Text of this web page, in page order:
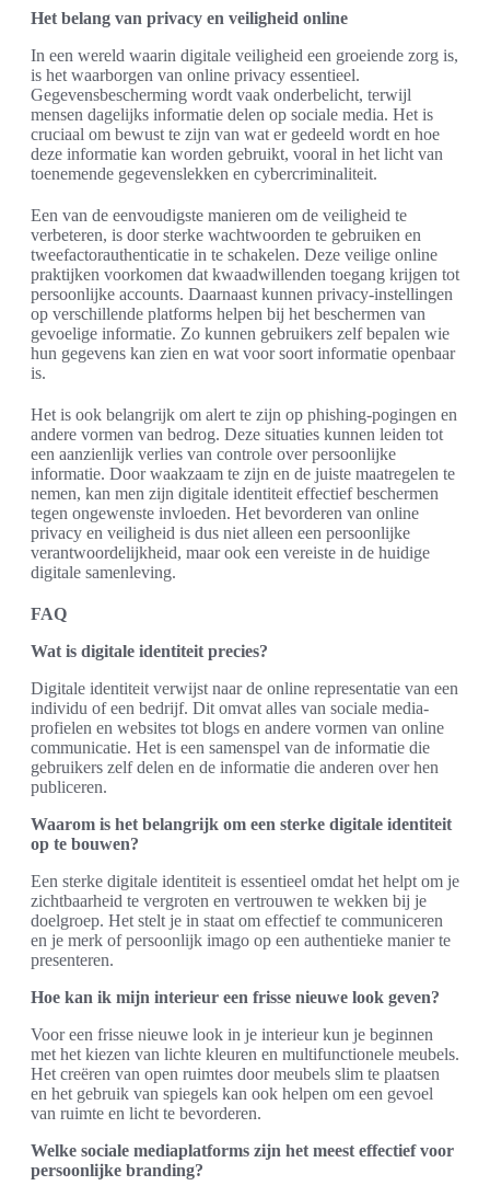
Het belang van privacy en veiligheid online
In een wereld waarin digitale veiligheid een groeiende zorg is,
is het waarborgen van online privacy essentieel.
Gegevensbescherming wordt vaak onderbelicht, terwijl
mensen dagelijks informatie delen op sociale media. Het is
cruciaal om bewust te zijn van wat er gedeeld wordt en hoe
deze informatie kan worden gebruikt, vooral in het licht van
toenemende gegevenslekken en cybercriminaliteit.
Een van de eenvoudigste manieren om de veiligheid te
verbeteren, is door sterke wachtwoorden te gebruiken en
tweefactorauthenticatie in te schakelen. Deze veilige online
praktijken voorkomen dat kwaadwillenden toegang krijgen tot
persoonlijke accounts. Daarnaast kunnen privacy-instellingen
op verschillende platforms helpen bij het beschermen van
gevoelige informatie. Zo kunnen gebruikers zelf bepalen wie
hun gegevens kan zien en wat voor soort informatie openbaar
is.
Het is ook belangrijk om alert te zijn op phishing-pogingen en
andere vormen van bedrog. Deze situaties kunnen leiden tot
een aanzienlijk verlies van controle over persoonlijke
informatie. Door waakzaam te zijn en de juiste maatregelen te
nemen, kan men zijn digitale identiteit effectief beschermen
tegen ongewenste invloeden. Het bevorderen van online
privacy en veiligheid is dus niet alleen een persoonlijke
verantwoordelijkheid, maar ook een vereiste in de huidige
digitale samenleving.
FAQ
Wat is digitale identiteit precies?
Digitale identiteit verwijst naar de online representatie van een
individu of een bedrijf. Dit omvat alles van sociale media-
profielen en websites tot blogs en andere vormen van online
communicatie. Het is een samenspel van de informatie die
gebruikers zelf delen en de informatie die anderen over hen
publiceren.
Waarom is het belangrijk om een sterke digitale identiteit
op te bouwen?
Een sterke digitale identiteit is essentieel omdat het helpt om je
zichtbaarheid te vergroten en vertrouwen te wekken bij je
doelgroep. Het stelt je in staat om effectief te communiceren
en je merk of persoonlijk imago op een authentieke manier te
presenteren.
Hoe kan ik mijn interieur een frisse nieuwe look geven?
Voor een frisse nieuwe look in je interieur kun je beginnen
met het kiezen van lichte kleuren en multifunctionele meubels.
Het creëren van open ruimtes door meubels slim te plaatsen
en het gebruik van spiegels kan ook helpen om een gevoel
van ruimte en licht te bevorderen.
Welke sociale mediaplatforms zijn het meest effectief voor
persoonlijke branding?